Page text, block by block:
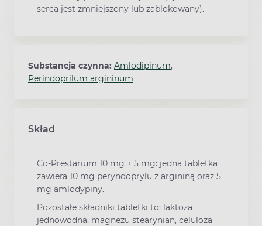
serca jest zmniejszony lub zablokowany).
Substancja czynna: Amlodipinum,
Perindoprilum argininum
Skład
Co-Prestarium 10 mg + 5 mg: jedna tabletka
zawiera 10 mg peryndoprylu z argininą oraz 5
mg amlodypiny.
Pozostałe składniki tabletki to: laktoza
jednowodna, magnezu stearynian, celuloza